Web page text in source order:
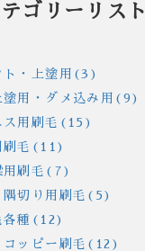
ゴリーリスト
ト・上塗用(3)
塗用・ダメ込み用(9)
ス用刷毛(15)
刷毛(11)
用刷毛(7)
隅切り用刷毛(5)
各種(12)
コッピー刷毛(12)